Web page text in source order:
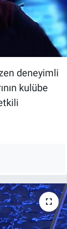
deneyimli
kulübe